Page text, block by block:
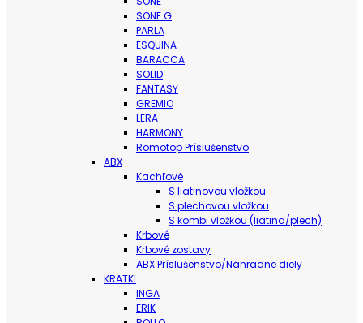
SONE G
PARLA
ESQUINA
BARACCA
SOLID
FANTASY
GREMIO
LERA
HARMONY
Romotop Príslušenstvo
ABX
Kachľové
S liatinovou vložkou
S plechovou vložkou
S kombi vložkou (liatina/plech)
Krbové
Krbové zostavy
ABX Príslušenstvo/Náhradne diely
KRATKI
INGA
ERIK